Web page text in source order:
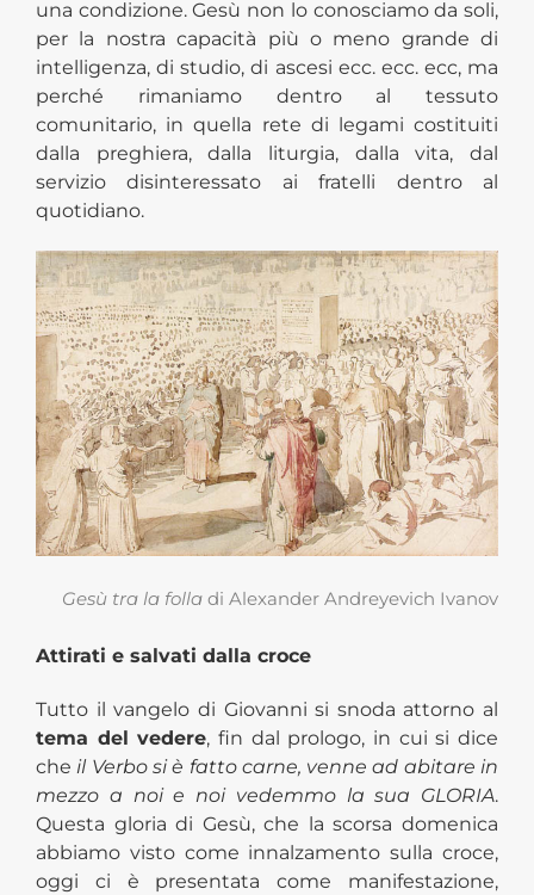
una condizione. Gesù non lo conosciamo da soli,
per la nostra capacità più o meno grande di
intelligenza, di studio, di ascesi ecc. ecc. ecc, ma
perché rimaniamo dentro al tessuto
comunitario, in quella rete di legami costituiti
dalla preghiera, dalla liturgia, dalla vita, dal
servizio disinteressato ai fratelli dentro al
quotidiano.
Gesù tra la folla di Alexander Andreyevich Ivanov
Attirati e salvati dalla croce
Tutto il vangelo di Giovanni si snoda attorno al
tema del vedere, fin dal prologo, in cui si dice
cheil Verbo si è fatto carne, venne ad abitare in
mezzo a noi e noi vedemmo la sua GLORIA.
Questa gloria di Gesù, che la scorsa domenica
abbiamo visto come innalzamento sulla croce,
oggi ci è presentata come manifestazione,